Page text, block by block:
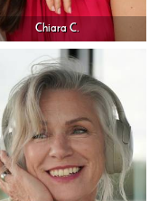
Chiara C.